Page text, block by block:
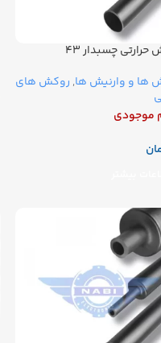
چسبدار ۴۳
ها و وارنیش ها, روکش های
موجودی